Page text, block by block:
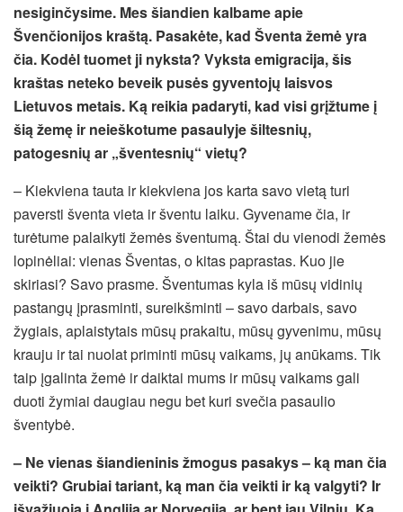
nesiginčysime. Mes šiandien kalbame apie
Švenčionijos kraštą. Pasakėte, kad Šventa žemė yra
čia. Kodėl tuomet ji nyksta? Vyksta emigracija, šis
kraštas neteko beveik pusės gyventojų laisvos
Lietuvos metais. Ką reikia padaryti, kad visi grįžtume į
šią žemę ir neieškotume pasaulyje šiltesnių,
patogesnių ar „šventesnių“ vietų?
– Kiekviena tauta ir kiekviena jos karta savo vietą turi
paversti šventa vieta ir šventu laiku. Gyvename čia, ir
turėtume palaikyti žemės šventumą. Štai du vienodi žemės
lopinėliai: vienas Šventas, o kitas paprastas. Kuo jie
skiriasi? Savo prasme. Šventumas kyla iš mūsų vidinių
pastangų įprasminti, sureikšminti – savo darbais, savo
žygiais, aplaistytais mūsų prakaitu, mūsų gyvenimu, mūsų
krauju ir tai nuolat priminti mūsų vaikams, jų anūkams. Tik
taip įgalinta žemė ir daiktai mums ir mūsų vaikams gali
duoti žymiai daugiau negu bet kuri svečia pasaulio
šventybė.
– Ne vienas šiandieninis žmogus pasakys – ką man čia
veikti? Grubiai tariant, ką man čia veikti ir ką valgyti? Ir